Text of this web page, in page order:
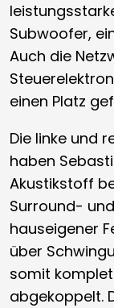
Subwoofer,
Auch die
einen Platz
Die linke und
haben
Akustikstoff
Surround-
hauseigener
über
somit
abgekoppelt.